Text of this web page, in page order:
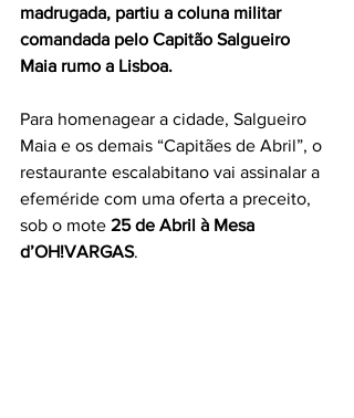
madrugada, partiu a coluna militar
comandada pelo Capitão Salgueiro
Maia rumo a Lisboa.
Para homenagear a cidade, Salgueiro
Maia e os demais “Capitães de Abril”, o
restaurante escalabitano vai assinalar a
efeméride com uma oferta a preceito,
sob o mote 25 de Abril à Mesa
d’OH!VARGAS.